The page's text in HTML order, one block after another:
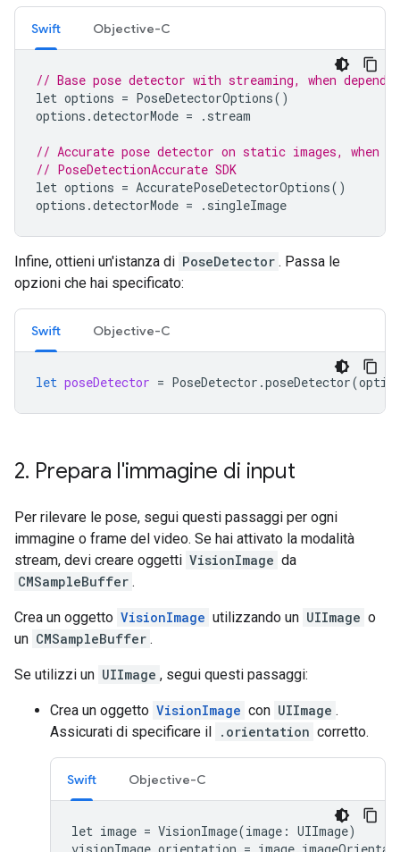
Swift Objective-C
// Base pose detector with streaming, when
let options = PoseDetectorOptions()
options .detectorMode = . stream
// Accurate pose detector on static images, when
// PoseDetectionAccurate SDK
let options = AccuratePoseDetectorOptions()
options .detectorMode = . singleImage
Infine, ottieni un'istanza di PoseDetector . Passa le
opzioni che hai specificato:
Swift Objective-C
let poseDetector = PoseDetector .poseDetector(
2. Prepara l'immagine di input
Per rilevare le pose, segui questi passaggi per ogni
immagine o frame del video. Se hai attivato la modalità
stream, devi creare oggetti VisionImage da
CMSampleBuffer .
Crea un oggetto VisionImage utilizzando un UIImage o
un CMSampleBuffer .
Se utilizzi un UIImage , segui questi passaggi:
Crea un oggetto VisionImage con UIImage .
Assicurati di specificare il .orientation corretto.
Swift Objective-C
let image = VisionImage(image: UIImage)